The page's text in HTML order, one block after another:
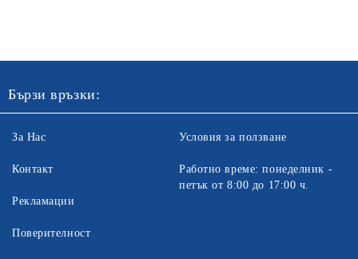
Бързи връзки:
За Нас
Контакт
Рекламации
Поверителност
Условия за ползване
Работно време: понеделник -
петък от 8:00 до 17:00 ч.